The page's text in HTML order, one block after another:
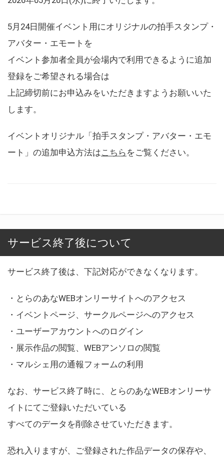
5月24日開催イベント用にオリジナルの拍手スタンプ・
アバター・エモートを
イベント参加者全員が会場内で利用できるように追加
登録をご希望される場合は
上記締切前にお申込みをいただきますようお願いいた
します。
イベントオリジナル「拍手スタンプ・アバター・エモ
ート」の追加申込方法はこちら をご覧ください。
サービス終了後について
サービス終了後は、下記対応ができなくなります。
・とらのあなWEBオンリーサイトへのアクセス
・イベントページ、サークルページへのアクセス
・ユーザーアカウントへのログイン
・展示作品の閲覧、WEBアンソロの閲覧
・マルシェ用の通報フォームの利用
なお、サービス終了時に、とらのあなWEBオンリーサ
イトにてご登録いただいている
すべてのデータを削除させていただきます。
恐れ入りますが、ご登録された作品データの保存や、